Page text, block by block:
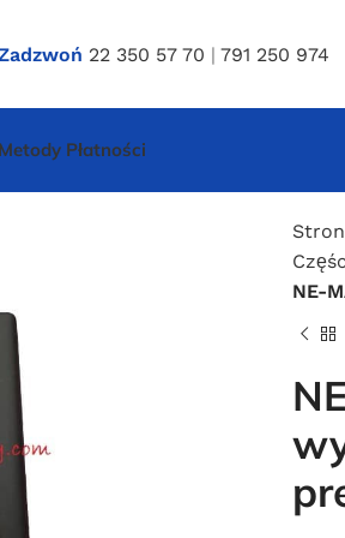
22 350 57 70 |791 250 974
Metody Płatności
NE-